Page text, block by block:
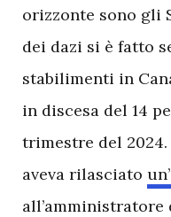
orizzonte sono gli
dei dazi si è fatto
stabilimenti in
in discesa del 14
trimestre del
aveva rilasciato
all’amministratore